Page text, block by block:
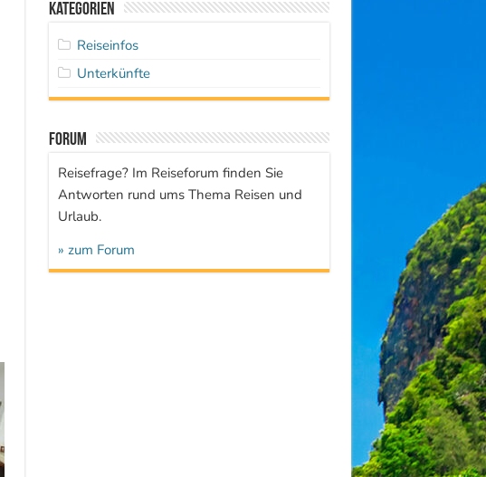
Kategorien
Reiseinfos
Unterkünfte
Forum
Reisefrage? Im Reiseforum finden Sie
Antworten rund ums Thema Reisen und
Urlaub.
» zum Forum